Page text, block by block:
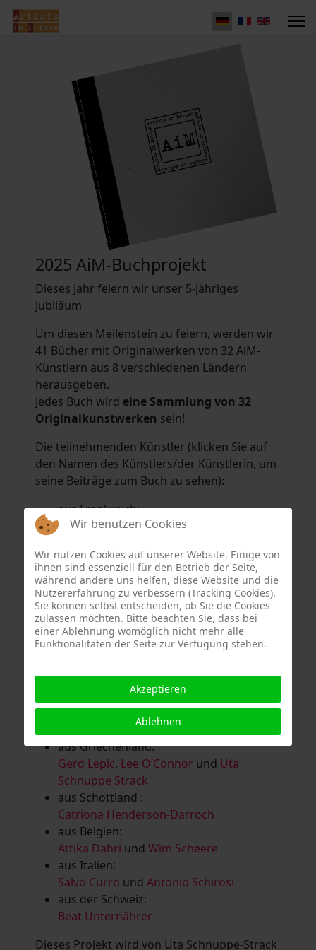
2025 AiM-Buchprojekt
Dieses Jahr feiern wir unser 5-jähriges
Jubiläum
Um diesen Meilenstein zu feiern, werden wir
41 Bücher mit Originalwerken von 32 AiM-
Künstlern aus 8 verschiedenen Ländern
herausgeben.
Jedes Buch wird eine Sammlung von 32
Originalkunstwerken sein!
Die teilnehmenden Künstler (klicken Sie auf
den Namen des Künstlers/der Künstlerin, um
seine Beiträge zum Buch zu sehen):
aus Frankreich:
Hélène Argo,Didier Bonnot
Eric Schaftlein.
aus den Niederlanden:
Dorrety Brookhuis,Natalia Dik,Elise
EekhoutundHenny Schaapman
aus Deutschland:
Salomé Herbst,Andrea Jungnitsch,
Lanzl,Heidrun MalComes,Christa Mayer-
Guntram Prochaska
Schaub,Vera Schaub,Birgit Schweimler &
Serge DevadderundRolf Thärichen
aus Griechenland:
Gerd Lepic, Lee O’Connor und Uta
Schnuppe Strack
aus Schottland :
Catriona Henderson-Darroch
aus Belgien:
Attika Dahri und Wim Scheere
aus Italien:
Salvo Curro und Antonio Schirosi
aus der Schweiz:
Beat Unternährer
Dieses Projekt wird von Uta Schnuppe-Strack
Wir benutzen Cookies
Wir nutzen Cookies auf unserer Website. Einige von
ihnen sind essenziell für den Betrieb der Seite,
während andere uns helfen, diese Website und die
Nutzererfahrung zu verbessern (Tracking Cookies).
Sie können selbst entscheiden, ob Sie die Cookies
zulassen möchten. Bitte beachten Sie, dass bei
einer Ablehnung womöglich nicht mehr alle
Funktionalitäten der Seite zur Verfügung stehen.
Akzeptieren
Ablehnen